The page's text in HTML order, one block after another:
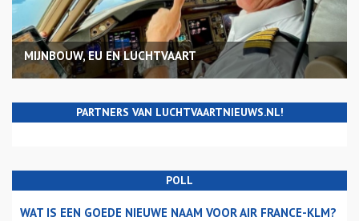
MIJNBOUW, EU EN LUCHTVAART
PARTNERS VAN LUCHTVAARTNIEUWS.NL!
POLL
WAT IS EEN GOEDE NIEUWE NAAM VOOR AIR FRANCE-KLM?